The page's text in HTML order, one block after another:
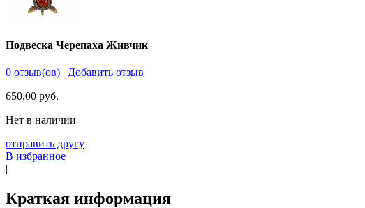
Подвеска Черепаха Живчик
0 отзыв(ов) | Добавить отзыв
650,00 руб.
Нет в наличии
отправить другу
В избранное
|
Краткая информация